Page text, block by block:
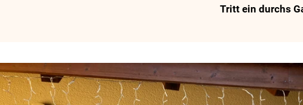
Tritt ein durchs